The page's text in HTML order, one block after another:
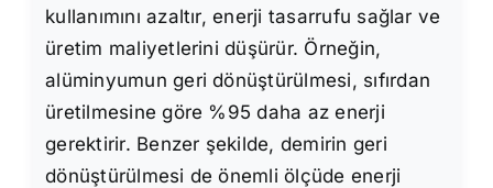
kullanımını azaltır, enerji tasarrufu sağlar ve
üretim maliyetlerini düşürür. Örneğin,
alüminyumun geri dönüştürülmesi, sıfırdan
üretilmesine göre %95 daha az enerji
gerektirir. Benzer şekilde, demirin geri
dönüştürülmesi de önemli ölçüde enerji